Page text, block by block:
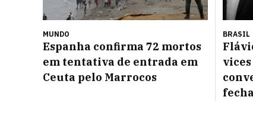
MUNDO
Espanha confirma 72 mortos
em tentativa de entrada em
Ceuta pelo Marrocos
BRASIL